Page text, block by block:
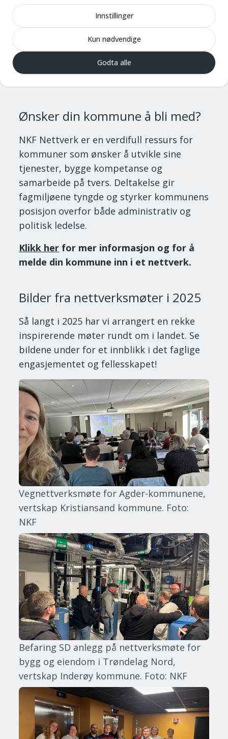
Støtte fra nettverksrådgiver
Rådgiveren planlegger møtene, henter inn
relevante fagpersoner og sikrer gode og
Ønsker din kommune å bli med?
NKF Nettverk er en verdifull ressurs for
kommuner som ønsker å utvikle sine
tjenester, bygge kompetanse og
samarbeide på tvers. Deltakelse gir
fagmiljøene tyngde og styrker kommunens
posisjon overfor både administrativ og
politisk ledelse.
Klikk her for mer informasjon og for å
melde din kommune inn i et nettverk.
Bilder fra nettverksmøter i 2025
Så langt i 2025 har vi arrangert en rekke
inspirerende møter rundt om i landet. Se
bildene under for et innblikk i det faglige
engasjementet og fellesskapet!
Vegnettverksmøte for Agder-kommunene,
vertskap Kristiansand kommune. Foto:
NKF
Befaring SD anlegg på nettverksmøte for
bygg og eiendom i Trøndelag Nord,
vertskap Inderøy kommune. Foto: NKF
Innstillinger
Kun nødvendige
Godta alle